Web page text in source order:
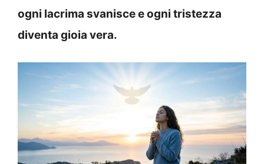
ogni lacrima svanisce e ogni tristezza
diventa gioia vera.